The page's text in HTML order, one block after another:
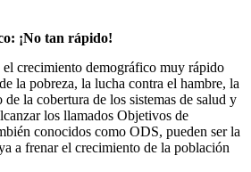
¡No tan rápido!
crecimiento demográfico muy rápido
la pobreza, la lucha contra el hambre, la
la cobertura de los sistemas de salud y
los llamados Objetivos de
conocidos como ODS, pueden ser la
a frenar el crecimiento de la población